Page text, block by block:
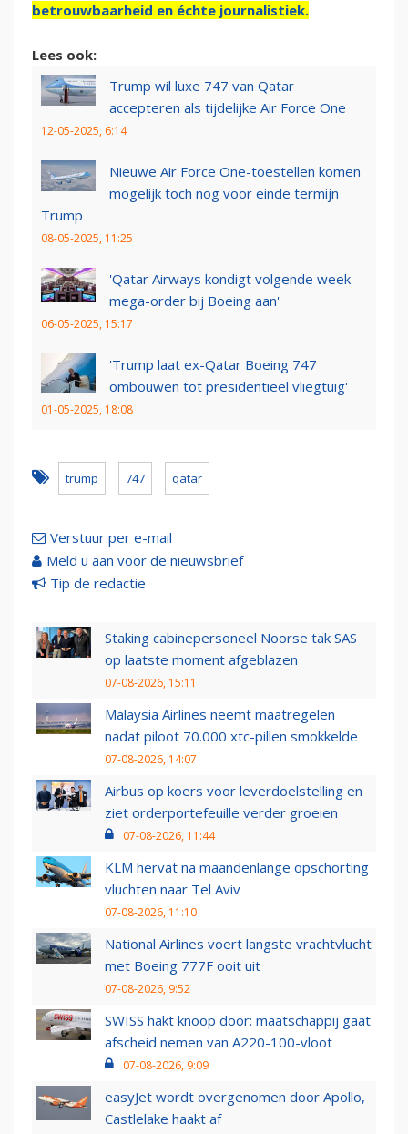
betrouwbaarheid en échte journalistiek.
Lees ook:
Trump wil luxe 747 van Qatar
accepteren als tijdelijke Air Force One
12-05-2025, 6:14
Nieuwe Air Force One-toestellen komen
mogelijk toch nog voor einde termijn
Trump
08-05-2025, 11:25
'Qatar Airways kondigt volgende week
mega-order bij Boeing aan'
06-05-2025, 15:17
'Trump laat ex-Qatar Boeing 747
ombouwen tot presidentieel vliegtuig'
01-05-2025, 18:08
trump 747 qatar
Verstuur per e-mail
Meld u aan voor de nieuwsbrief
Tip de redactie
Staking cabinepersoneel Noorse tak SAS
op laatste moment afgeblazen
07-08-2026, 15:11
Malaysia Airlines neemt maatregelen
nadat piloot 70.000 xtc-pillen smokkelde
07-08-2026, 14:07
Airbus op koers voor leverdoelstelling en
ziet orderportefeuille verder groeien
07-08-2026, 11:44
KLM hervat na maandenlange opschorting
vluchten naar Tel Aviv
07-08-2026, 11:10
National Airlines voert langste vrachtvlucht
met Boeing 777F ooit uit
07-08-2026, 9:52
SWISS hakt knoop door: maatschappij gaat
afscheid nemen van A220-100-vloot
07-08-2026, 9:09
easyJet wordt overgenomen door Apollo,
Castlelake haakt af